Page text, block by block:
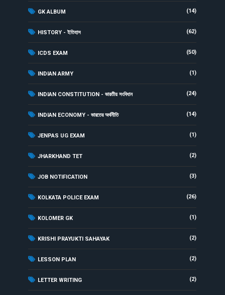
GK ALBUM (14)
HISTORY - ইতিহাস (62)
ICDS EXAM (50)
INDIAN ARMY (1)
INDIAN CONSTITUTION - ভারতীয় সংবিধান (24)
INDIAN ECONOMY - ভারতের অর্থনীতি (14)
JENPAS UG EXAM (1)
JHARKHAND TET (2)
JOB NOTIFICATION (3)
KOLKATA POLICE EXAM (26)
KOLOMER GK (1)
KRISHI PRAYUKTI SAHAYAK (2)
LESSON PLAN (2)
LETTER WRITING (2)